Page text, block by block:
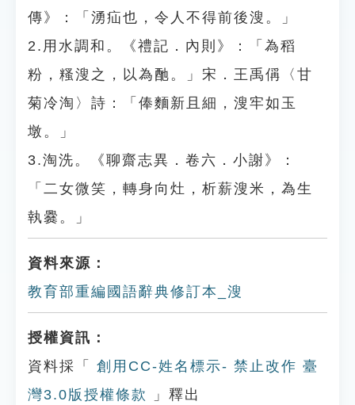
傳》：「湧疝也，令人不得前後溲。」
2.用水調和。《禮記．內則》：「為稻
粉，糔溲之，以為酏。」宋．王禹偁〈甘
菊冷淘〉詩：「俸麵新且細，溲牢如玉
墩。」
3.淘洗。《聊齋志異．卷六．小謝》：
「二女微笑，轉身向灶，析薪溲米，為生
執爨。」
資料來源：
教育部重編國語辭典修訂本_溲
授權資訊：
資料採「
創用CC-姓名標示- 禁止改作 臺
灣3.0版授權條款
」釋出